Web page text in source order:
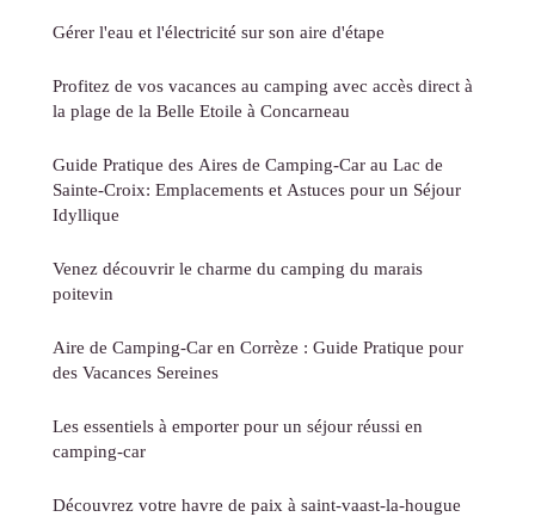
Gérer l'eau et l'électricité sur son aire d'étape
Profitez de vos vacances au camping avec accès direct à
la plage de la Belle Etoile à Concarneau
Guide Pratique des Aires de Camping-Car au Lac de
Sainte-Croix: Emplacements et Astuces pour un Séjour
Idyllique
Venez découvrir le charme du camping du marais
poitevin
Aire de Camping-Car en Corrèze : Guide Pratique pour
des Vacances Sereines
Les essentiels à emporter pour un séjour réussi en
camping-car
Découvrez votre havre de paix à saint-vaast-la-hougue